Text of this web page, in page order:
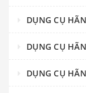
DỤNG CỤ
DỤNG CỤ
DỤNG CỤ